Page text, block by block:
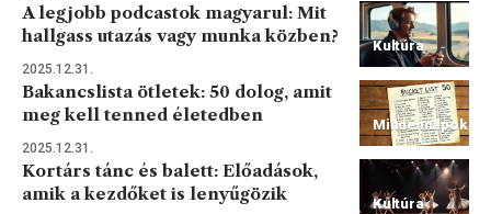
Kultúra
A legjobb podcastok magyarul: Mit
hallgass utazás vagy munka közben?
2025.12.31.
Mindennapok
Bakancslista ötletek: 50 dolog, amit
meg kell tenned életedben
2025.12.31.
Kultúra
Kortárs tánc és balett: Előadások,
amik a kezdőket is lenyűgözik